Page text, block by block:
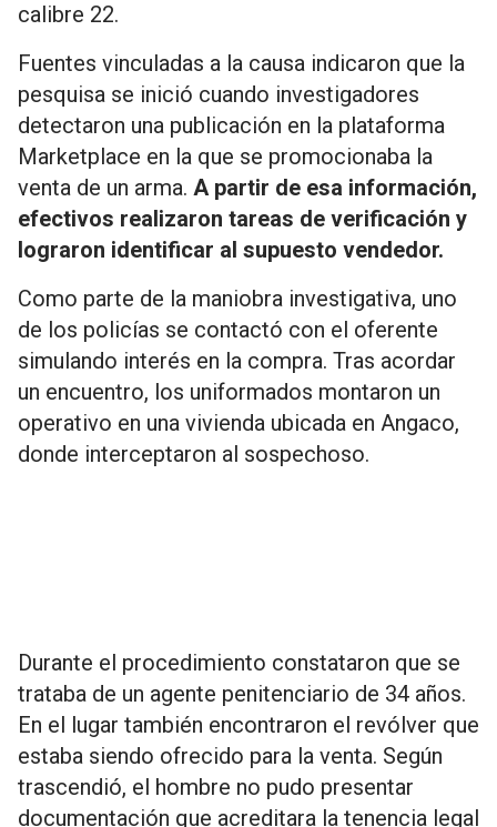
calibre 22.
Fuentes vinculadas a la causa indicaron que la
pesquisa se inició cuando investigadores
detectaron una publicación en la plataforma
Marketplace en la que se promocionaba la
venta de un arma. A partir de esa información,
efectivos realizaron tareas de verificación y
lograron identificar al supuesto vendedor.
Como parte de la maniobra investigativa, uno
de los policías se contactó con el oferente
simulando interés en la compra. Tras acordar
un encuentro, los uniformados montaron un
operativo en una vivienda ubicada en Angaco,
donde interceptaron al sospechoso.
Durante el procedimiento constataron que se
trataba de un agente penitenciario de 34 años.
En el lugar también encontraron el revólver que
estaba siendo ofrecido para la venta. Según
trascendió, el hombre no pudo presentar
documentación que acreditara la tenencia legal